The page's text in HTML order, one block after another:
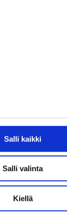
Salli kaikki
Salli valinta
Kiellä
6.-
Alkoholin
Tuote
Eläke